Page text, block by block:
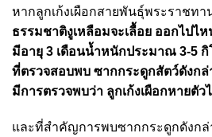
หากลูกเก้งเผือกสายพันธุ์พระราชทา
ธรรมชาติงูเหลือมจะเลื้อย ออกไปไห
มีอายุ 3 เดือนน้ำหนักประมาณ 3-5
ที่ตรวจสอบพบ ซากกระดูกสัตว์ดังกล่
มีการตรวจพบว่า ลูกเก้งเผือกหายตัว
และที่สำคัญการพบซากกระดูกดังกล่